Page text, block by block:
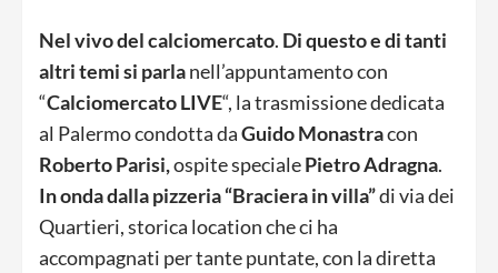
Nel vivo del calciomercato. Di questo e di tanti
altri temi si parlanell’appuntamento con
“Calciomercato LIVE“, la trasmissione dedicata
al Palermo condotta daGuido Monastracon
Roberto Parisi,ospite specialePietro Adragna.
In onda dalla pizzeria “Braciera in villa”di via dei
Quartieri, storica location che ci ha
accompagnati per tante puntate, con la diretta